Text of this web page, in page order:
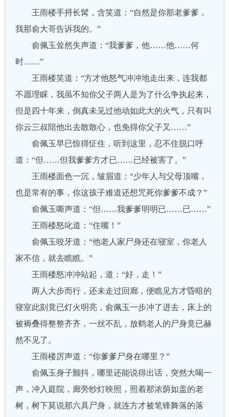
王雨楼手捋长髯，含笑道：“自然是你那老爹爹，
我那俞大哥告诉我的。”
俞佩玉耸然失声道：“我爹爹，他……他……何
时……”
王雨楼笑道：“方才他怒气冲冲地走出来，连我都
不愿理睬，我虽不知你父子两人是为了什么争执起来，
但是四十年来，倒真未见过他动如此大的火气，只有叫
你云三叔陪他出去散散心，也免得你父子又……”
俞佩玉早已惊得怔住，听到这里，忍不住脱口呼
道：“但……但我爹爹方才已……已经被害了。”
王雨楼面色一沉，皱眉道：“少年人与父母顶嘴，
也是常有的事，你这孩子难道还想咒死你爹爹不成？”
俞佩玉嘶声道：“但……我爹爹明明已……已……”
王雨楼怒叱道：“住嘴！”
俞佩玉咬牙道：“他老人家尸身还在寝室，你老人
家不信，就去瞧瞧。”
王雨楼怒冲冲站起，道：“好，走！”
两人大步而行，还未走过回廊，便瞧见方才昏暗的
寝室此刻竟已灯火明亮，俞佩玉一步冲了进去，床上的
被褥叠得整整齐齐，一丝不乱，放鹤老人的尸身竟已赫
然不见了。
王雨楼厉声道：“你爹爹尸身在哪里？”
俞佩玉身子颤抖，哪里还能说得出话，突然大喝一
声，冲入庭院，廊旁纱灯映照，照着那浓荫如盖的老
树，树下莫说那六具尸身，就连方才被笔锋舞落的落